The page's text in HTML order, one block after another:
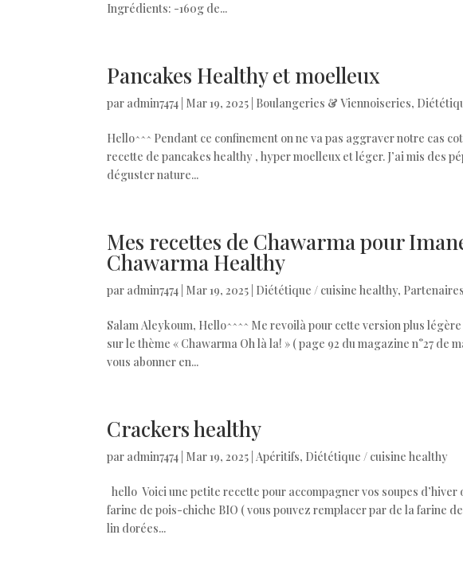
Ingrédients: -160g de...
Pancakes Healthy et moelleux
par admin7474 Mar 19, 2025 Boulangeries & Viennoiseries,
Hello^^^ Pendant ce confinement on ne va pas aggraver notre cas
recette de pancakes healthy , hyper moelleux et léger. J’ai mis des
déguster nature...
Mes recettes de Chawarma pour
Chawarma Healthy
par admin7474 Mar 19, 2025 Diététique / cuisine healthy, Partenaires
Salam Aleykoum, Hello^^^^ Me revoilà pour cette version plus
sur le thème « Chawarma Oh là la! » ( page 92 du magazine n°27
vous abonner en...
Crackers healthy
par admin7474 Mar 19, 2025 |Apéritifs, Diététique / cuisine healthy
hello Voici une petite recette pour accompagner vos soupes
farine de pois-chiche BIO ( vous pouvez remplacer par de la farine
lin dorées...